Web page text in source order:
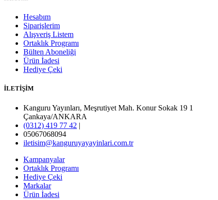
Hesabım
Siparişlerim
Alışveriş Listem
Ortaklık Programı
Bülten Aboneliği
Ürün İadesi
Hediye Çeki
İLETİŞİM
Kanguru Yayınları, Meşrutiyet Mah. Konur Sokak 19 1
Çankaya/ANKARA
(0312) 419 77 42 |
05067068094
iletisim@kanguruyayayinlari.com.tr
Kampanyalar
Ortaklık Programı
Hediye Çeki
Markalar
Ürün İadesi